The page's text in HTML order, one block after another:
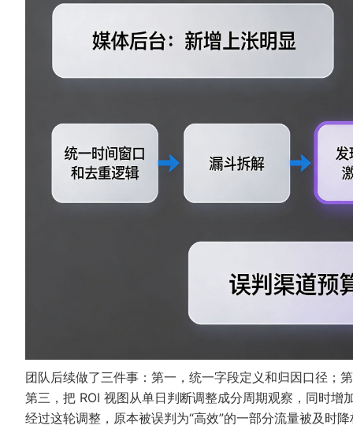
团队后续做了三件事：第一，统一字段定义和归因口径；
第三，把 ROI 视图从单日判断调整成分周期观察，同时增
经过这轮调整，原本被误判为“高效”的一部分流量被及时